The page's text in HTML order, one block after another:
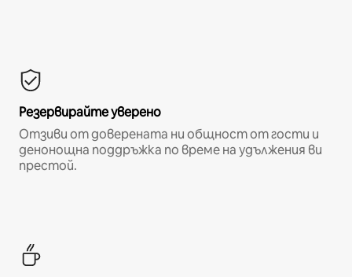
Резервирайте уверено
Отзиви от доверената ни общност от гости и
денонощна поддръжка по време на удължения ви
престой.